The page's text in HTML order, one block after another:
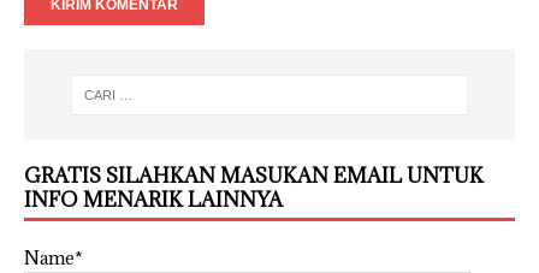
GRATIS SILAHKAN MASUKAN EMAIL UNTUK
INFO MENARIK LAINNYA
Name*